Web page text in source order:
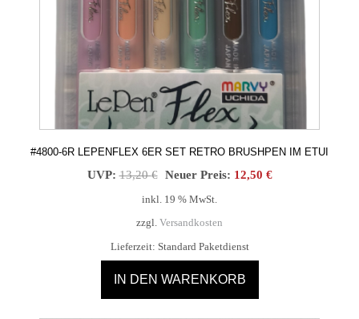
Produktseite
gewählt
werden
#4800-6R LEPENFLEX 6ER SET RETRO BRUSHPEN IM ETUI
UVP: 13,20€ Ursprünglicher
13,20 €
Neuer Preis: 12,50 €Aktueller
inkl. 19 % MwSt.
zzgl. Versandkosten
Lieferzeit: Standard Paketdienst
IN DEN WARENKORB